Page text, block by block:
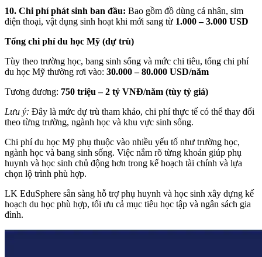
10. Chi phí phát sinh ban đầu: Bao gồm đồ dùng cá nhân, sim
điện thoại, vật dụng sinh hoạt khi mới sang từ 1.000 – 3.000 USD
Tổng chi phí du học Mỹ (dự trù)
Tùy theo trường học, bang sinh sống và mức chi tiêu, tổng chi phí
du học Mỹ thường rơi vào: 30.000 – 80.000 USD/năm
Tương đương: 750 triệu – 2 tỷ VNĐ/năm (tùy tỷ giá)
Lưu ý: Đây là mức dự trù tham khảo, chi phí thực tế có thể thay đổi
theo từng trường, ngành học và khu vực sinh sống.
Chi phí du học Mỹ phụ thuộc vào nhiều yếu tố như trường học,
ngành học và bang sinh sống. Việc nắm rõ từng khoản giúp phụ
huynh và học sinh chủ động hơn trong kế hoạch tài chính và lựa
chọn lộ trình phù hợp.
LK EduSphere sẵn sàng hỗ trợ phụ huynh và học sinh xây dựng kế
hoạch du học phù hợp, tối ưu cả mục tiêu học tập và ngân sách gia
đình.